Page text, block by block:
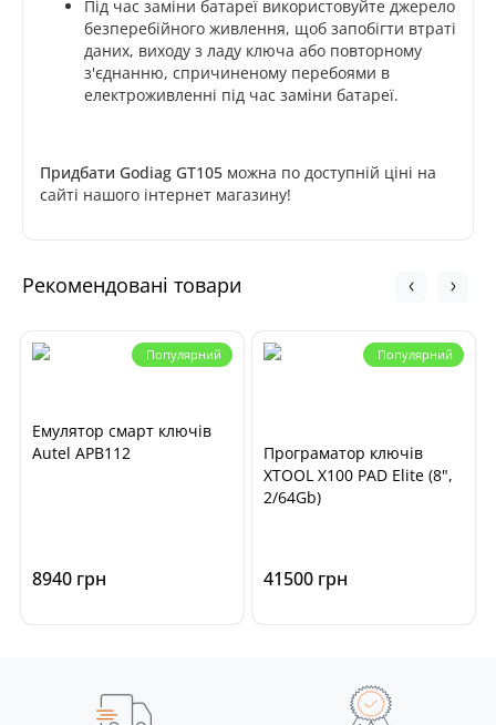
Під час заміни батареї використовуйте джерело
безперебійного живлення, щоб запобігти втраті
даних, виходу з ладу ключа або повторному
з'єднанню, спричиненому перебоями в
електроживленні під час заміни батареї.
Придбати Godiag GT105 можна по доступній ціні на
сайті нашого інтернет магазину!
Рекомендовані товари
Популярний
Емулятор смарт ключів
Autel APB112
8940 грн
Популярний
Програматор ключів
XTOOL X100 PAD Elite (8",
2/64Gb)
41500 грн